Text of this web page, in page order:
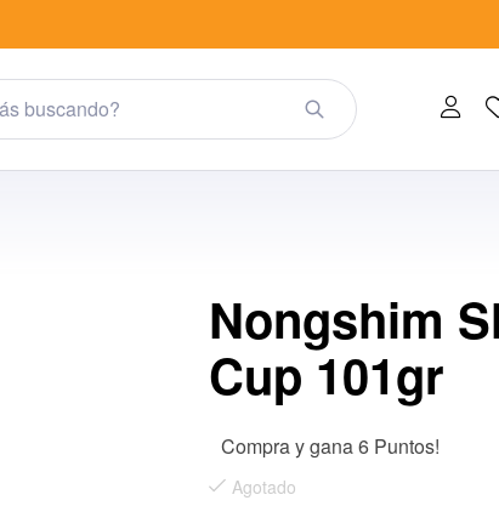
Nongshim
Cup 101gr
Compra y gana 6 Puntos!
Agotado